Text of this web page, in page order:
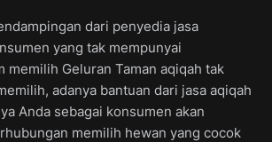
dari penyedia jasa
yang tak mempunyai
memilih Geluran Taman aqiqah tak
adanya bantuan dari jasa aqiqah
Anda sebagai konsumen akan
memilih hewan yang cocok